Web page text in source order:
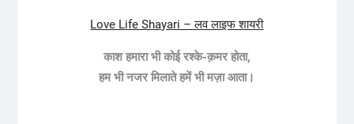
Love Life Shayari – लव लाइफ शायरी
काश हमारा भी कोई रश्के-क़मर होता,
हम भी नजर मिलाते हमें भी मज़ा आता।